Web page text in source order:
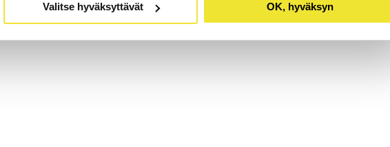
Valitse hyväksyttävät OK, hyväksyn